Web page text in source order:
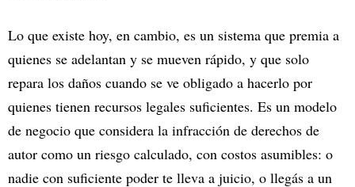
Lo que existe hoy, en cambio, es un sistema que premia a
quienes se adelantan y se mueven rápido, y que solo
repara los daños cuando se ve obligado a hacerlo por
quienes tienen recursos legales suficientes. Es un modelo
de negocio que considera la infracción de derechos de
autor como un riesgo calculado, con costos asumibles: o
nadie con suficiente poder te lleva a juicio, o llegás a un